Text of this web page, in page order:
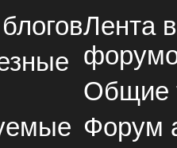
Лента
Общие
Форум